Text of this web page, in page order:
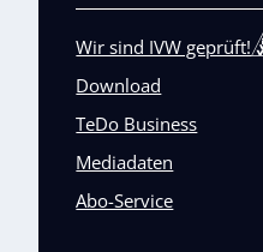
Wir sind IVW geprüft!
Download
TeDo Business
Mediadaten
Abo-Service